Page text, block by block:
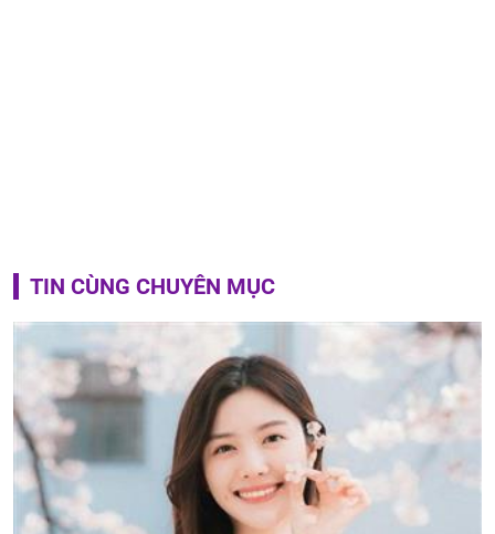
TIN CÙNG CHUYÊN MỤC